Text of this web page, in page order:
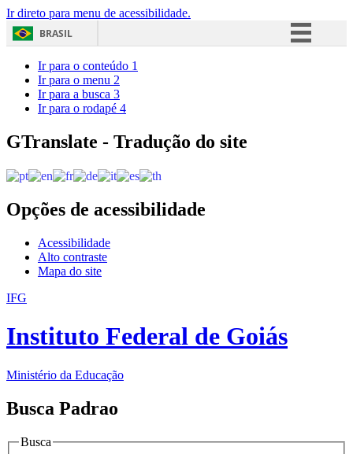
Ir direto para menu de acessibilidade.
BRASIL
Acesso à informação
Ir para o conteúdo 1
Ir para o menu 2
Ir para a busca 3
Ir para o rodapé 4
GTranslate - Tradução do site
Opções de acessibilidade
Acessibilidade
Alto contraste
Mapa do site
IFG
Instituto Federal de Goiás
Ministério da Educação
Busca Padrao
Busca